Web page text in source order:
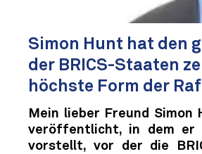
Simon Hunt hat den
der BRICS-Staaten
höchste Form der
Mein lieber Freund
veröffentlicht, in dem er
vorstellt, vor der die